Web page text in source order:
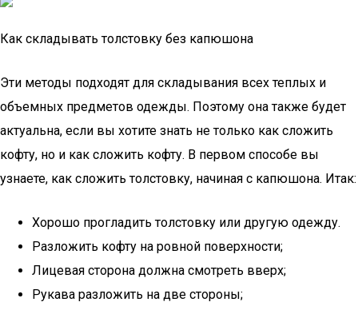
Как складывать толстовку без капюшона
Эти методы подходят для складывания всех теплых и
объемных предметов одежды. Поэтому она также будет
актуальна, если вы хотите знать не только как сложить
кофту, но и как сложить кофту. В первом способе вы
узнаете, как сложить толстовку, начиная с капюшона. Итак:
Хорошо прогладить толстовку или другую одежду.
Разложить кофту на ровной поверхности;
Лицевая сторона должна смотреть вверх;
Рукава разложить на две стороны;